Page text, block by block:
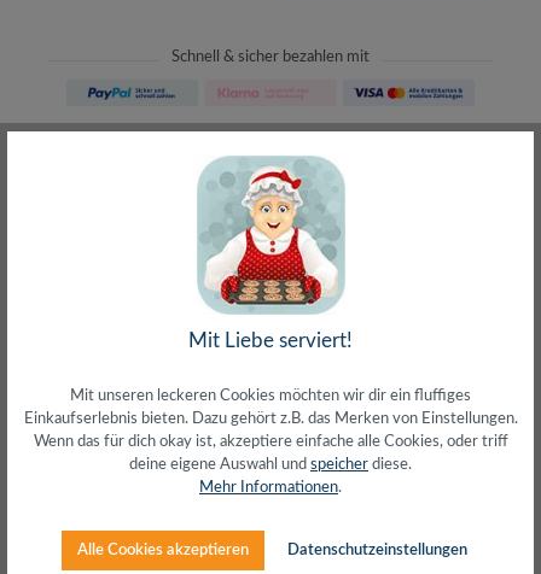
Schnell & sicher bezahlen mit
meist direkt aus Waiblingen
30 Tage Rückgaberecht
ohne Risiko bestellen
– Frag den Profi!
kostenlos und persönlich
Über 20+ Jahre Erfahrung
wir wissen von was wir sprechen
AkkulaufzeitIntegrierter Lautstärkeregler…
Mit Liebe serviert!
Mit unseren leckeren Cookies möchten wir dir ein fluffiges
Einkaufserlebnis bieten. Dazu gehört z.B. das Merken von Einstellungen.
Wenn das für dich okay ist, akzeptiere einfache alle Cookies, oder triff
deine eigene Auswahl und speicher diese.
Mehr Informationen.
Alle Cookies akzeptieren Datenschutzeinstellungen